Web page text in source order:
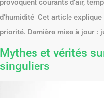
provoquent courants d’air,
d’humidité. Cet article
priorité. Dernière mise à jour :
Mythes et vérités
singuliers